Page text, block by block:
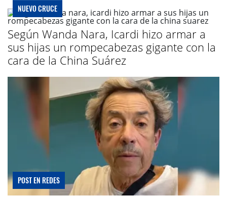
NUEVO CRUCE
Según Wanda Nara, Icardi hizo armar a
sus hijas un rompecabezas gigante con la
cara de la China Suárez
POST EN REDES